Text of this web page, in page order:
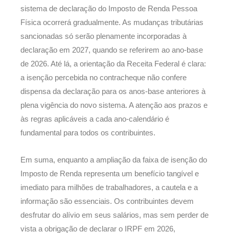
sistema de declaração do Imposto de Renda Pessoa
Física ocorrerá gradualmente. As mudanças tributárias
sancionadas só serão plenamente incorporadas à
declaração em 2027, quando se referirem ao ano-base
de 2026. Até lá, a orientação da Receita Federal é clara:
a isenção percebida no contracheque não confere
dispensa da declaração para os anos-base anteriores à
plena vigência do novo sistema. A atenção aos prazos e
às regras aplicáveis a cada ano-calendário é
fundamental para todos os contribuintes.
Em suma, enquanto a ampliação da faixa de isenção do
Imposto de Renda representa um benefício tangível e
imediato para milhões de trabalhadores, a cautela e a
informação são essenciais. Os contribuintes devem
desfrutar do alívio em seus salários, mas sem perder de
vista a obrigação de declarar o IRPF em 2026,